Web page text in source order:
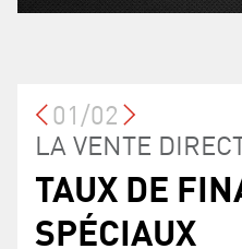
LA VENTE
TAUX DE
SPÉCIAUX
01/02